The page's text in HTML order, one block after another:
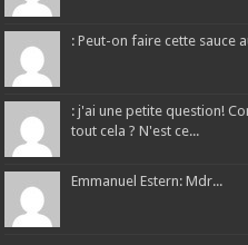
: Peut-on faire cette sauce
: j'ai une petite question!
tout cela ? N'est ce...
Emmanuel Estern: Mdr...